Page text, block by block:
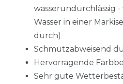
wasserundurchlässig
Wasser in einer
durch)
Schmutzabweisend
Hervorragende
Sehr gute